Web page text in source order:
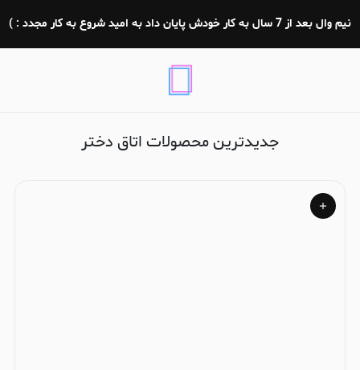
نیم وال بعد از 7 سال به کار خودش پایان داد به امید شروع به کار مجدد : )
جدیدترین محصولات اتاق دختر